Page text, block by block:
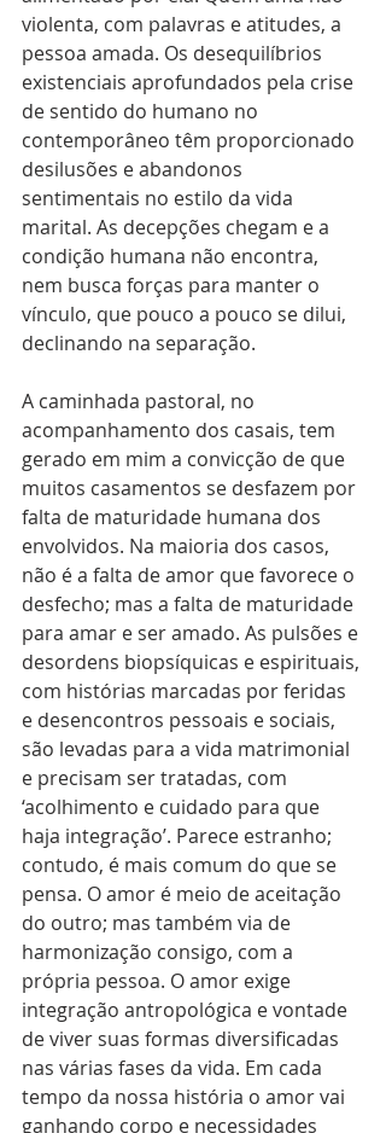
violenta, com palavras e atitudes, a
pessoa amada. Os desequilíbrios
existenciais aprofundados pela crise
de sentido do humano no
contemporâneo têm proporcionado
desilusões e abandonos
sentimentais no estilo da vida
marital. As decepções chegam e a
condição humana não encontra,
nem busca forças para manter o
vínculo, que pouco a pouco se dilui,
declinando na separação.
A caminhada pastoral, no
acompanhamento dos casais, tem
gerado em mim a convicção de que
muitos casamentos se desfazem por
falta de maturidade humana dos
envolvidos. Na maioria dos casos,
não é a falta de amor que favorece o
desfecho; mas a falta de maturidade
para amar e ser amado. As pulsões e
desordens biopsíquicas e espirituais,
com histórias marcadas por feridas
e desencontros pessoais e sociais,
são levadas para a vida matrimonial
e precisam ser tratadas, com
‘acolhimento e cuidado para que
haja integração’. Parece estranho;
contudo, é mais comum do que se
pensa. O amor é meio de aceitação
do outro; mas também via de
harmonização consigo, com a
própria pessoa. O amor exige
integração antropológica e vontade
de viver suas formas diversificadas
nas várias fases da vida. Em cada
tempo da nossa história o amor vai
ganhando corpo e necessidades